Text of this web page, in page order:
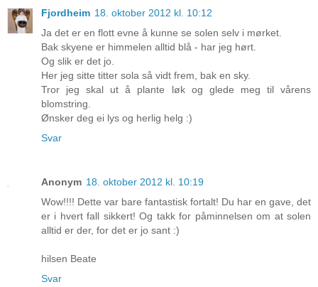
Fjordheim 18. oktober 2012 kl. 10:12
Ja det er en flott evne å kunne se solen selv i mørket.
Bak skyene er himmelen alltid blå - har jeg hørt.
Og slik er det jo.
Her jeg sitte titter sola så vidt frem, bak en sky.
Tror jeg skal ut å plante løk og glede meg til vårens
blomstring.
Ønsker deg ei lys og herlig helg :)
Svar
Anonym 18. oktober 2012 kl. 10:19
Wow!!!! Dette var bare fantastisk fortalt! Du har en gave, det
er i hvert fall sikkert! Og takk for påminnelsen om at solen
alltid er der, for det er jo sant :)
hilsen Beate
Svar